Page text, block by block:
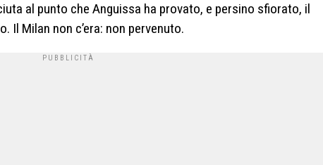
al punto che Anguissa ha provato, e persino sfiorato, il
Il Milan non c’era: non pervenuto.